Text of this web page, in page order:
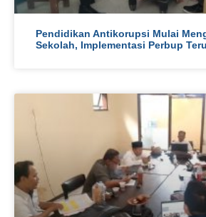
Pendidikan Antikorupsi Mulai
Sekolah, Implementasi Perbup